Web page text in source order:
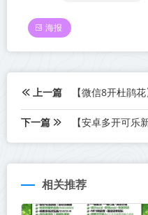
海报
上一篇 【微信8开杜鹃
下一篇 【安卓多开可乐新版
相关推荐